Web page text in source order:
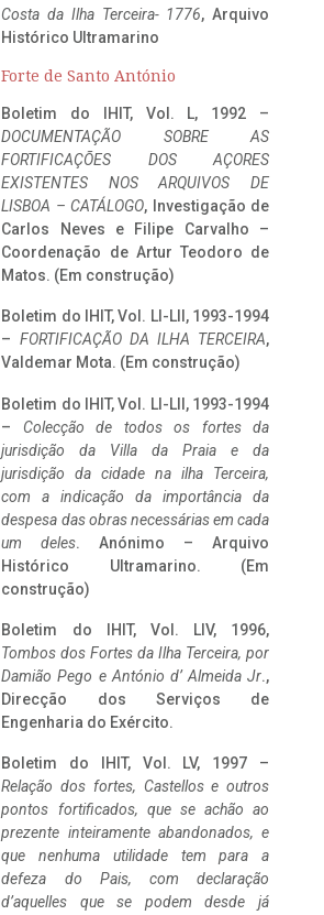
Costa da Ilha Terceira- 1776, Arquivo
Histórico Ultramarino
Forte de Santo António
Boletim do IHIT, Vol. L, 1992 –
DOCUMENTAÇÃO SOBRE AS
FORTIFICAÇÕES DOS AÇORES
EXISTENTES NOS ARQUIVOS DE
LISBOA – CATÁLOGO, Investigação de
Carlos Neves e Filipe Carvalho –
Coordenação de Artur Teodoro de
Matos. (Em construção)
Boletim do IHIT, Vol. LI-LII, 1993-1994
– FORTIFICAÇÃO DA ILHA TERCEIRA,
Valdemar Mota. (Em construção)
Boletim do IHIT, Vol. LI-LII, 1993-1994
– Colecção de todos os fortes da
jurisdição da Villa da Praia e da
jurisdição da cidade na ilha Terceira,
com a indicação da importância da
despesa das obras necessárias em cada
um deles. Anónimo – Arquivo
Histórico Ultramarino. (Em
construção)
Boletim do IHIT, Vol. LIV, 1996,
Tombos dos Fortes da Ilha Terceira, por
Damião Pego e António d’ Almeida Jr.,
Direcção dos Serviços de
Engenharia do Exército.
Boletim do IHIT, Vol. LV, 1997 –
Relação dos fortes, Castellos e outros
pontos fortificados, que se achão ao
prezente inteiramente abandonados, e
que nenhuma utilidade tem para a
defeza do Pais, com declaração
d’aquelles que se podem desde já